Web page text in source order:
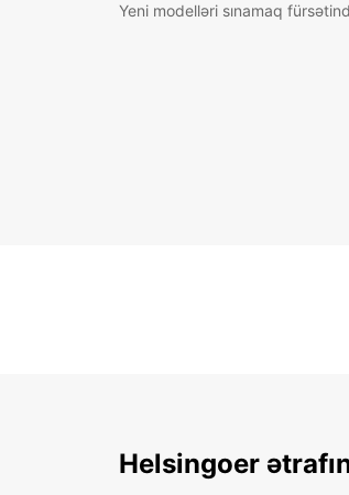
Yeni modelləri sınamaq
Helsingoer